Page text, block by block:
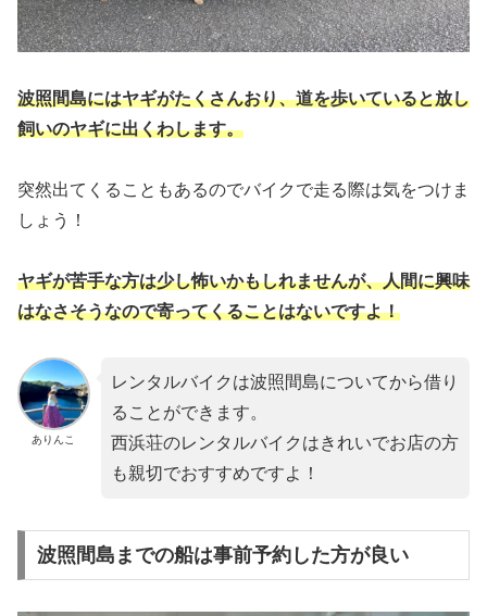
波照間島にはヤギがたくさんおり、道を歩いていると放し
飼いのヤギに出くわします。
突然出てくることもあるのでバイクで走る際は気をつけま
しょう！
ヤギが苦手な方は少し怖いかもしれませんが、人間に興味
はなさそうなので寄ってくることはないですよ！
ありんこ
レンタルバイクは波照間島についてから借り
ることができます。
西浜荘のレンタルバイクはきれいでお店の方
も親切でおすすめですよ！
波照間島までの船は事前予約した方が良い